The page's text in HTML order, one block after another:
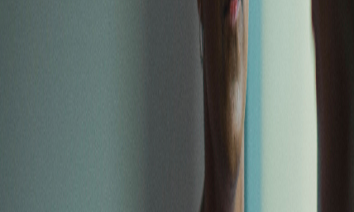
Comparte “Espacios Seguros”
Ayúdanos a crear espacios seguros y lugares de
trabajo que ofrecen ayudan a las personas
afectadas por la violencia doméstica y sexual.